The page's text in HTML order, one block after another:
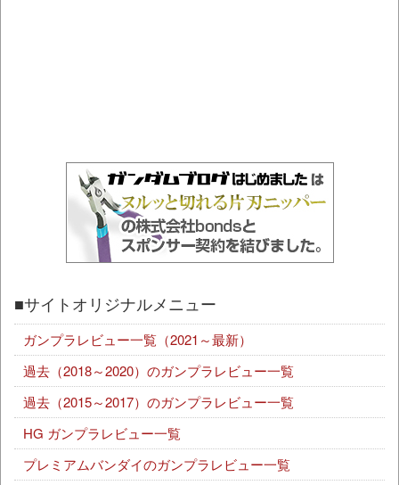
■サイトオリジナルメニュー
ガンプラレビュー一覧（2021～最新）
過去（2018～2020）のガンプラレビュー一覧
過去（2015～2017）のガンプラレビュー一覧
HG ガンプラレビュー一覧
プレミアムバンダイのガンプラレビュー一覧